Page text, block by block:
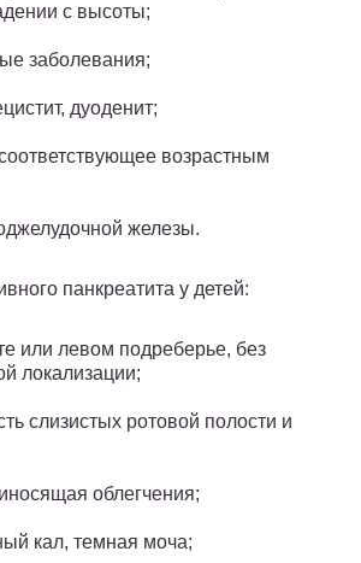
с высоты;
заболевания;
дуоденит;
возрастным
железы.
панкреатита у детей:
или левом подреберье, без
локализации;
слизистых ротовой полости и
облегчения;
кал, темная моча;